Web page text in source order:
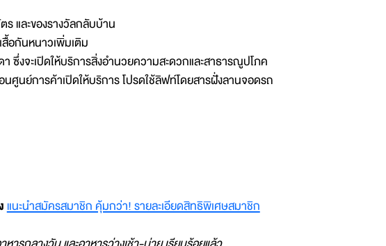
ร และของรางวัลกลับบ้าน
อกันหนาวเพิ่มเติม
ซึ่งจะเปิดให้บริการสิ่งอำนวยความสะดวกและสาธารณูปโภค
ศูนย์การค้าเปิดให้บริการ โปรดใช้ลิฟท์โดยสารฝั่งลานจอดรถ
แนะนำสมัครสมาชิก คุ้มกว่า! รายละเอียดสิทธิพิเศษสมาชิก